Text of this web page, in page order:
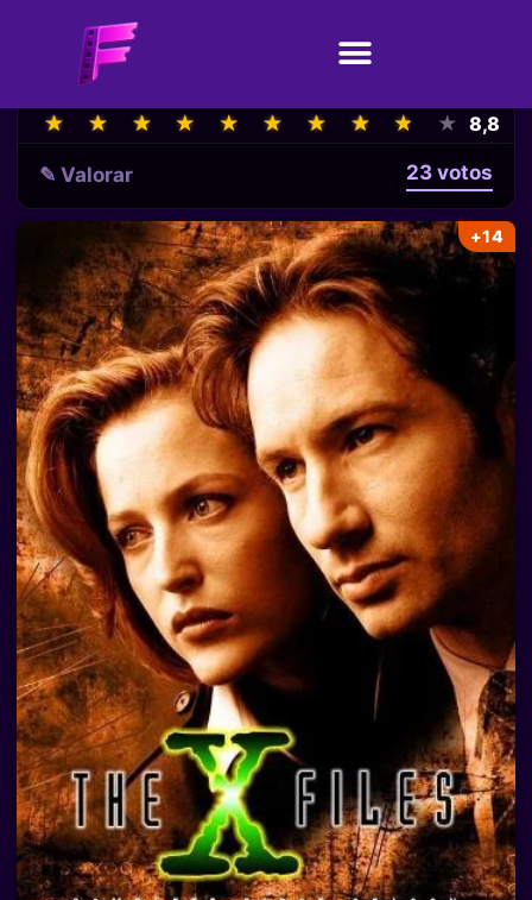
★
★ ★
★ ★
★ ★
★ ★
★ ★
★ ★
★ ★
★ ★
★ ★
★ 8,8
✎ Valorar 23 votos
+14